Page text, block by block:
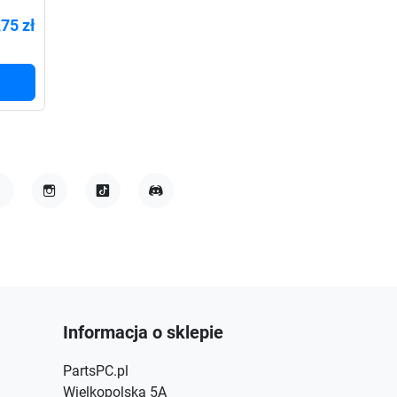
zł
Informacja o sklepie
PartsPC.pl
Wielkopolska 5A